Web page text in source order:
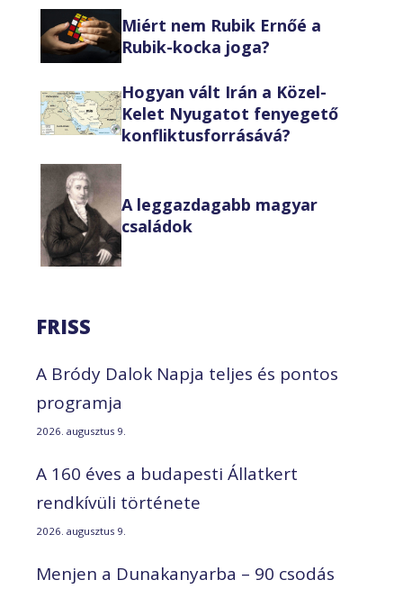
Miért nem Rubik Ernőé a
Rubik-kocka joga?
Hogyan vált Irán a Közel-
Kelet Nyugatot fenyegető
konfliktusforrásává?
A leggazdagabb magyar
családok
FRISS
A Bródy Dalok Napja teljes és pontos
programja
2026. augusztus 9.
A 160 éves a budapesti Állatkert
rendkívüli története
2026. augusztus 9.
Menjen a Dunakanyarba – 90 csodás